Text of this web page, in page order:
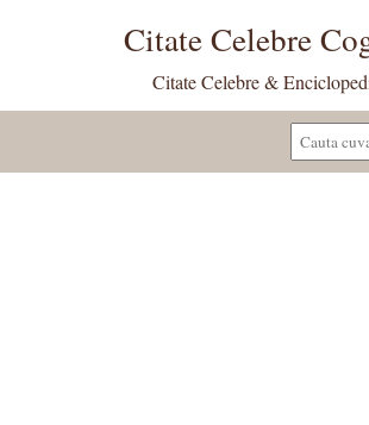
Citate Celebre
Citate Celebre &